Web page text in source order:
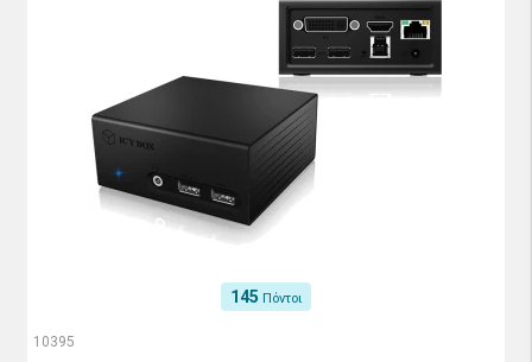
145 Πόντοι
10395